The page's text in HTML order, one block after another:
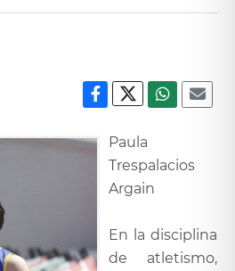
Paula
Trespalacios
Argain
En la disciplina
de atletismo,